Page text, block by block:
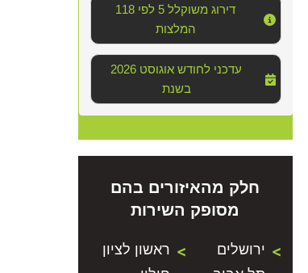
דירוג משוקלל 5 לפי 118
המלצות
2026 עדכני לחודש אוגוסט
בשנת
חלק מהאיזורים בהם
מסופק השירות
ירושלים
ראשון לציון